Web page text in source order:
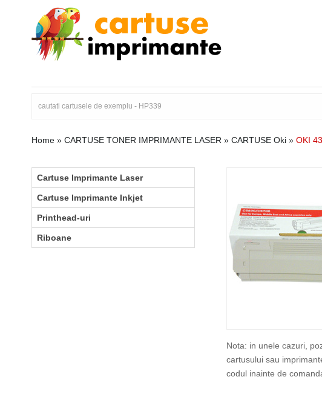
Home » CARTUSE TONER IMPRIMANTE LASER » CARTUSE Oki » OKI
Cartuse Imprimante Laser
Cartuse Imprimante Inkjet
Printhead-uri
Riboane
Nota: in unele cazuri,
cartusului sau
codul inainte de